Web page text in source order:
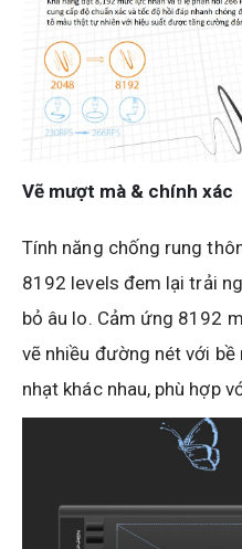
Vẽ mượt mà & chính xác
Tính năng chống rung
8192 levels đem lại trải
bỏ âu lo. Cảm ứng 8192
vẽ nhiều đường nét với
nhạt khác nhau, phù hợp